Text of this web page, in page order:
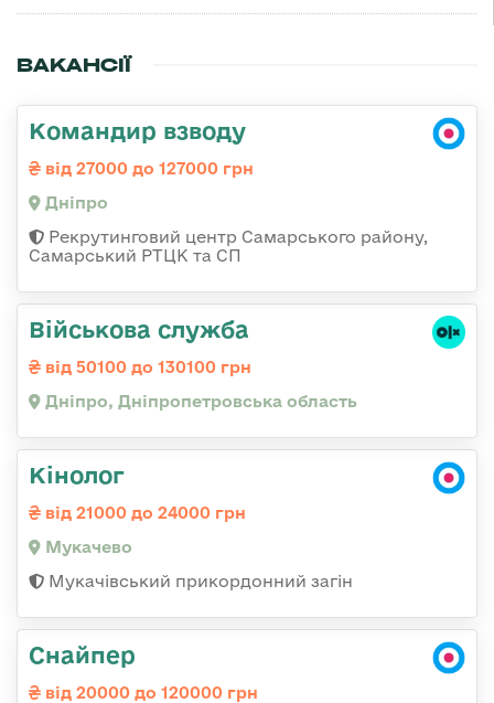
ВАКАНСІЇ
Командир взводу
від 27000 до 127000 грн
Дніпро
Рекрутинговий центр Самарського району,
Самарський РТЦК та СП
Військова служба
від 50100 до 130100 грн
Дніпро, Дніпропетровська область
Кінолог
від 21000 до 24000 грн
Мукачево
Мукачівський прикордонний загін
Снайпер
від 20000 до 120000 грн